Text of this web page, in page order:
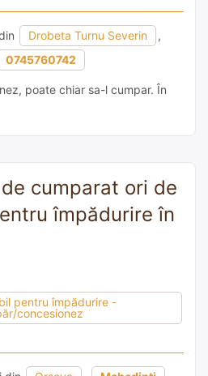
Drobeta Turnu Severin
,
0745760742
poate chiar sa-l cumpar. În
cumparat ori de
împădurire în
pentru împădurire -
concesionez